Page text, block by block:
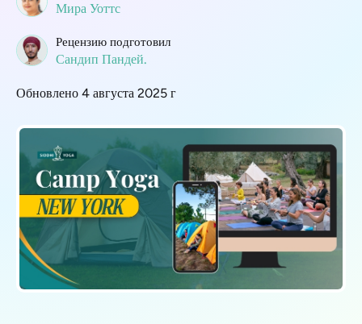
Мира Уоттс
Рецензию подготовил
Сандип Пандей.
Обновлено 4 августа 2025 г